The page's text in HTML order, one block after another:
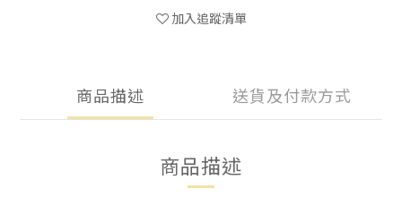
加入追蹤清單
商品描述 送貨及付款方式
商品描述